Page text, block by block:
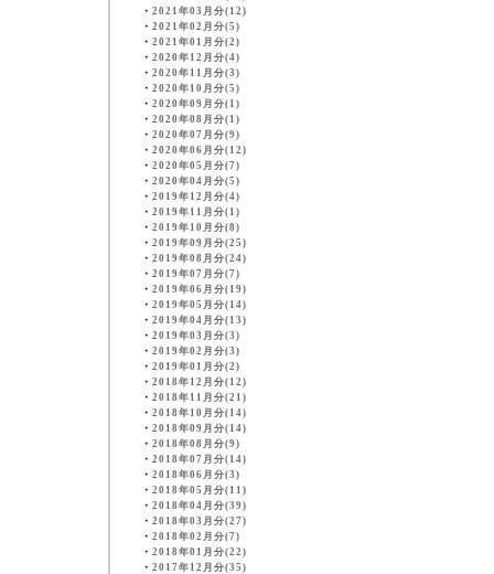
・ 2021年03月分(12)
・ 2021年02月分(5)
・ 2021年01月分(2)
・ 2020年12月分(4)
・ 2020年11月分(3)
・ 2020年10月分(5)
・ 2020年09月分(1)
・ 2020年08月分(1)
・ 2020年07月分(9)
・ 2020年06月分(12)
・ 2020年05月分(7)
・ 2020年04月分(5)
・ 2019年12月分(4)
・ 2019年11月分(1)
・ 2019年10月分(8)
・ 2019年09月分(25)
・ 2019年08月分(24)
・ 2019年07月分(7)
・ 2019年06月分(19)
・ 2019年05月分(14)
・ 2019年04月分(13)
・ 2019年03月分(3)
・ 2019年02月分(3)
・ 2019年01月分(2)
・ 2018年12月分(12)
・ 2018年11月分(21)
・ 2018年10月分(14)
・ 2018年09月分(14)
・ 2018年08月分(9)
・ 2018年07月分(14)
・ 2018年06月分(3)
・ 2018年05月分(11)
・ 2018年04月分(39)
・ 2018年03月分(27)
・ 2018年02月分(7)
・ 2018年01月分(22)
・ 2017年12月分(35)